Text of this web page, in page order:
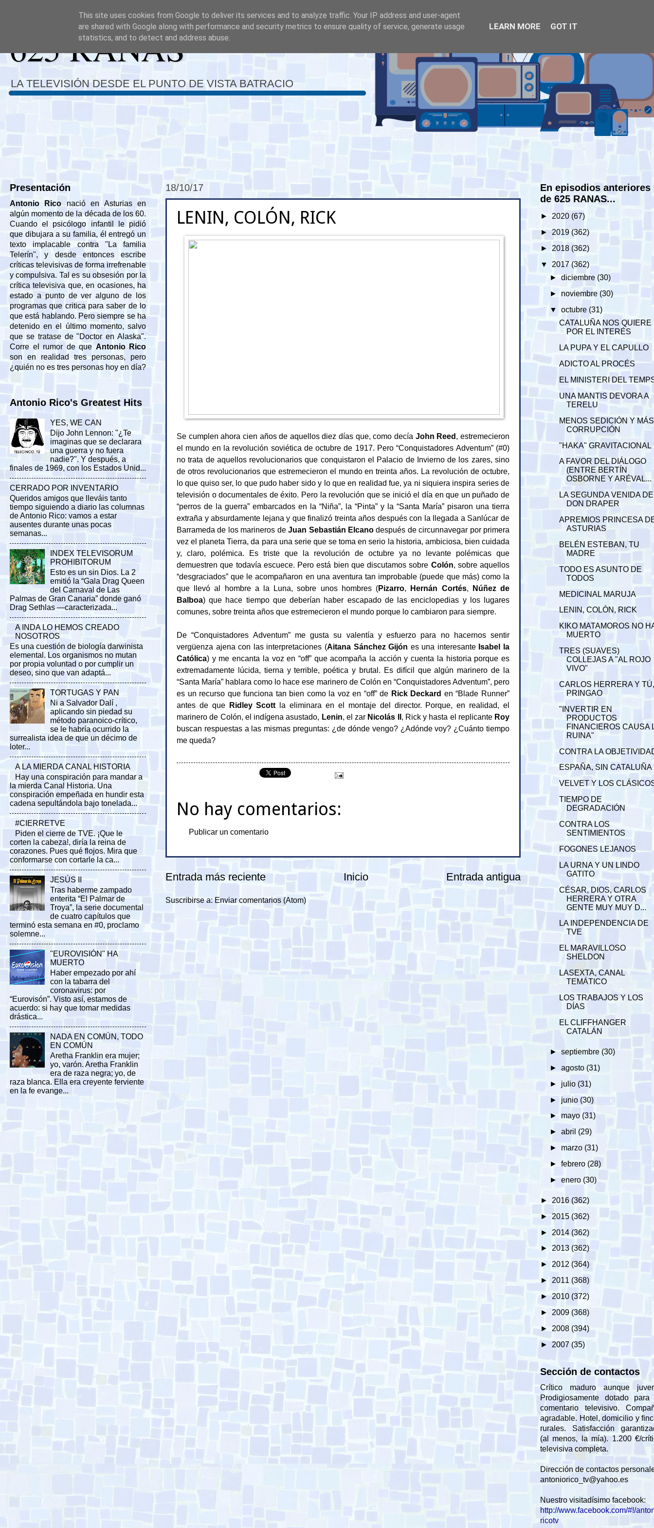
625 RANAS
LA TELEVISIÓN DESDE EL PUNTO DE VISTA BATRACIO
18/10/17
LENIN, COLÓN, RICK
Se cumplen ahora cien años de aquellos diez días que, como decía John Reed, estremecieron
el mundo en la revolución soviética de octubre de 1917. Pero “Conquistadores Adventum” (#0)
no trata de aquellos revolucionarios que conquistaron el Palacio de Invierno de los zares, sino
de otros revolucionarios que estremecieron el mundo en treinta años. La revolución de octubre,
lo que quiso ser, lo que pudo haber sido y lo que en realidad fue, ya ni siquiera inspira series de
televisión o documentales de éxito. Pero la revolución que se inició el día en que un puñado de
“perros de la guerra” embarcados en la “Niña”, la “Pinta” y la “Santa María” pisaron una tierra
extraña y absurdamente lejana y que finalizó treinta años después con la llegada a Sanlúcar de
Barrameda de los marineros deJuan Sebastián Elcanodespués de circunnavegar por primera
vez el planeta Tierra, da para una serie que se toma en serio la historia, ambiciosa, bien cuidada
y, claro, polémica. Es triste que la revolución de octubre ya no levante polémicas que
demuestren que todavía escuece. Pero está bien que discutamos sobre Colón, sobre aquellos
“desgraciados” que le acompañaron en una aventura tan improbable (puede que más) como la
que llevó al hombre a la Luna, sobre unos hombres (Pizarro, Hernán Cortés, Núñez de
Balboa) que hace tiempo que deberían haber escapado de las enciclopedias y los lugares
comunes, sobre treinta años que estremecieron el mundo porque lo cambiaron para siempre.
De “Conquistadores Adventum” me gusta su valentía y esfuerzo para no hacernos sentir
vergüenza ajena con las interpretaciones (Aitana Sánchez Gijón es una interesante Isabel la
Católica) y me encanta la voz en “off” que acompaña la acción y cuenta la historia porque es
extremadamente lúcida, tierna y terrible, poética y brutal. Es difícil que algún marinero de la
“Santa María” hablara como lo hace ese marinero de Colón en “Conquistadores Adventum”, pero
es un recurso que funciona tan bien como la voz en “off” de Rick Deckard en “Blade Runner”
antes de que Ridley Scott la eliminara en el montaje del director. Porque, en realidad, el
marinero de Colón, el indígena asustado, Lenin, el zar Nicolás II, Rick y hasta el replicante Roy
buscan respuestas a las mismas preguntas: ¿de dónde vengo? ¿Adónde voy? ¿Cuánto tiempo
me queda?
No hay comentarios:
Publicar un comentario
Entrada más reciente Entrada antigua
Inicio
Suscribirse a:Enviar comentarios (Atom)
Presentación
Antonio Rico nació en Asturias en
algún momento de la década de los 60.
Cuando el psicólogo infantil le pidió
que dibujara a su familia, él entregó un
texto implacable contra "La familia
Telerín", y desde entonces escribe
críticas televisivas de forma irrefrenable
y compulsiva. Tal es su obsesión por la
crítica televisiva que, en ocasiones, ha
estado a punto de ver alguno de los
programas que critica para saber de lo
que está hablando. Pero siempre se ha
detenido en el último momento, salvo
que se tratase de "Doctor en Alaska".
Corre el rumor de que Antonio Rico
son en realidad tres personas, pero
¿quién no es tres personas hoy en día?
Antonio Rico's Greatest Hits
YES, WE CAN
Dijo John Lennon: "¿Te
imaginas que se declarara
una guerra y no fuera
nadie?". Y después, a
finales de 1969, con los Estados Unid...
CERRADO POR INVENTARIO
Queridos amigos que lleváis tanto
tiempo siguiendo a diario las columnas
de Antonio Rico: vamos a estar
ausentes durante unas pocas
semanas...
INDEX TELEVISORUM
PROHIBITORUM
Esto es un sin Dios. La 2
emitió la “Gala Drag Queen
del Carnaval de Las
Palmas de Gran Canaria” donde ganó
Drag Sethlas —caracterizada...
A INDA LO HEMOS CREADO
NOSOTROS
Es una cuestión de biología darwinista
elemental. Los organismos no mutan
por propia voluntad o por cumplir un
deseo, sino que van adaptá...
TORTUGAS Y PAN
Ni a Salvador Dalí ,
aplicando sin piedad su
método paranoico-crítico,
se le habría ocurrido la
surrealista idea de que un décimo de
loter...
A LA MIERDA CANAL HISTORIA
Hay una conspiración para mandar a
la mierda Canal Historia. Una
conspiración empeñada en hundir esta
cadena sepultándola bajo tonelada...
#CIERRETVE
Piden el cierre de TVE. ¡Que le
corten la cabeza!, diría la reina de
corazones. Pues qué flojos. Mira que
conformarse con cortarle la ca...
JESÚS II
Tras haberme zampado
enterita “El Palmar de
Troya”, la serie documental
de cuatro capítulos que
terminó esta semana en #0, proclamo
solemne...
"EUROVISIÓN" HA
MUERTO
Haber empezado por ahí
con la tabarra del
coronavirus: por
“Eurovisón”. Visto así, estamos de
acuerdo: si hay que tomar medidas
drástica...
NADA EN COMÚN, TODO
EN COMÚN
Aretha Franklin era mujer;
yo, varón. Aretha Franklin
era de raza negra; yo, de
raza blanca. Ella era creyente ferviente
en la fe evange...
En episodios anteriores
de 625 RANAS...
► 2020 (67)
►2019 (362)
► 2018 (362)
▼ 2017 (362)
► diciembre (30)
► noviembre (30)
▼ octubre (31)
CATALUÑA NOS QUIERE
POR EL INTERÉS
LA PUPA Y EL CAPULLO
ADICTO AL PROCÉS
EL MINISTERI DEL
UNA MANTIS DEVORA A
TERELU
MENOS SEDICIÓN Y MÁS
CORRUPCIÓN
"HAKA" GRAVITACIONAL
A FAVOR DEL DIÁLOGO
(ENTRE BERTÍN
OSBORNE Y ARÉVAL...
LA SEGUNDA VENIDA DE
DON DRAPER
APREMIOS PRINCESA
ASTURIAS
BELÉN ESTEBAN, TU
MADRE
TODO ES ASUNTO DE
TODOS
MEDICINAL MARUJA
LENIN, COLÓN, RICK
KIKO MATAMOROS NO
MUERTO
TRES (SUAVES)
COLLEJAS A "AL ROJO
VIVO"
CARLOS HERRERA Y
PRINGAO
"INVERTIR EN
PRODUCTOS
FINANCIEROS CAUSA
RUINA"
CONTRA LA
ESPAÑA, SIN CATALUÑA
VELVET Y LOS
TIEMPO DE
DEGRADACIÓN
CONTRA LOS
SENTIMIENTOS
FOGONES LEJANOS
LA URNA Y UN LINDO
GATITO
CÉSAR, DIOS, CARLOS
HERRERA Y OTRA
GENTE MUY MUY D...
LA INDEPENDENCIA DE
TVE
EL MARAVILLOSO
SHELDON
LASEXTA, CANAL
TEMÁTICO
LOS TRABAJOS Y LOS
DÍAS
EL CLIFFHANGER
CATALÁN
► septiembre (30)
► agosto (31)
► julio (31)
► junio (30)
► mayo (31)
► abril (29)
► marzo (31)
► febrero (28)
► enero (30)
► 2016 (362)
►2015 (362)
► 2014 (362)
► 2013 (362)
► 2012 (364)
► 2011 (368)
►2010 (372)
► 2009 (368)
► 2008 (394)
► 2007 (35)
Sección de contactos
Crítico maduro aunque
Prodigiosamente dotado
comentario televisivo.
agradable. Hotel, domicilio y
rurales. Satisfacción
(al menos, la mía). 1.200 €/
televisiva completa.
Dirección de contactos
antoniorico_tv@yahoo.es
Nuestro visitadísimo facebook:
http://www.facebook.com/#!/
ricotv
This site uses cookies from Google to deliver its services and to analyze traffic. Your IP address and user-agent
are shared with Google along with performance and security metrics to ensure quality of service, generate usage
statistics, and to detect and address abuse.
LEARN MORE GOT IT